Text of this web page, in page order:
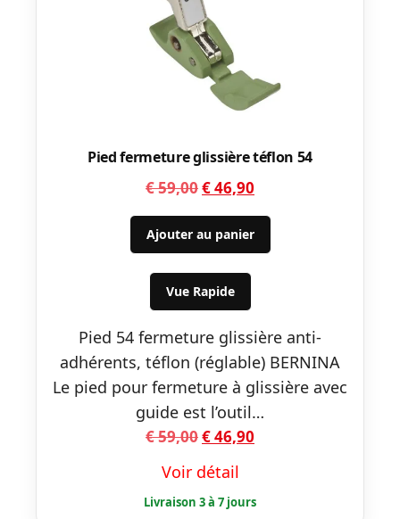
Pied fermeture glissière téflon 54
€59,00Le
prix
initial
était :
€ 59,00.
€46,90
prix
actuel
est :
Ajouter au panier
Vue Rapide
Pied 54 fermeture glissière anti-
adhérents, téflon (réglable) BERNINA
Le pied pour fermeture à glissière avec
guide est l’outil…
€59,00Le
initial
était :
€46,90
est :
Voir détail